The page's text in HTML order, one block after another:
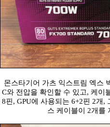
몬스타기어 가츠 익스트림 엑스
C와 전압을 확인할 수 있고, 케이
8핀, GPU에 사용되는 6+2핀 2개,
스 케이블이 2개를